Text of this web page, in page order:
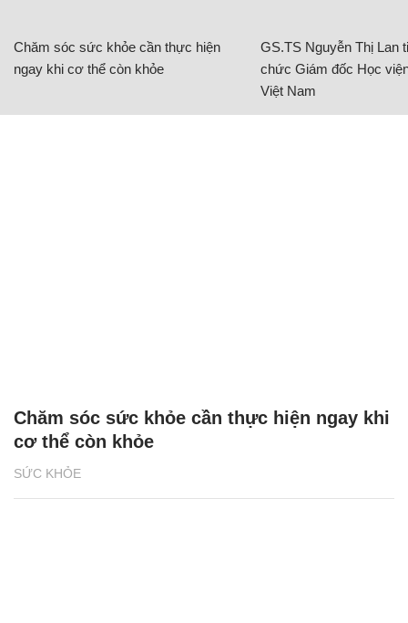
Chăm sóc sức khỏe cần thực hiện
ngay khi cơ thể còn khỏe
GS.TS Nguyễn Thị Lan
chức Giám đốc Học
Việt Nam
SỨC KHỎE
Chăm sóc sức khỏe cần thực hiện ngay khi
cơ thể còn khỏe